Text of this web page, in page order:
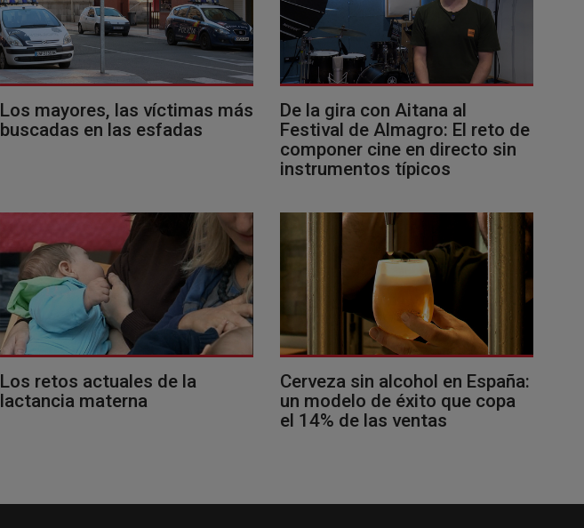
Los mayores, las víctimas más
buscadas en las esfadas
De la gira con Aitana al
Festival de Almagro: El reto de
componer cine en directo sin
instrumentos típicos
Los retos actuales de la
lactancia materna
Cerveza sin alcohol en España:
un modelo de éxito que copa
el 14% de las ventas